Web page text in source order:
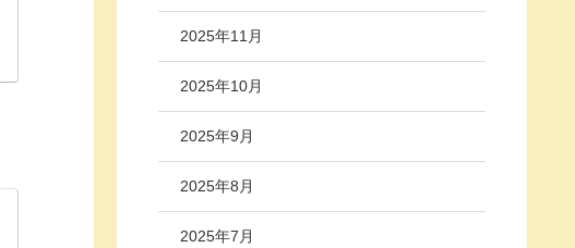
2025年11月
2025年10月
2025年9月
2025年8月
2025年7月